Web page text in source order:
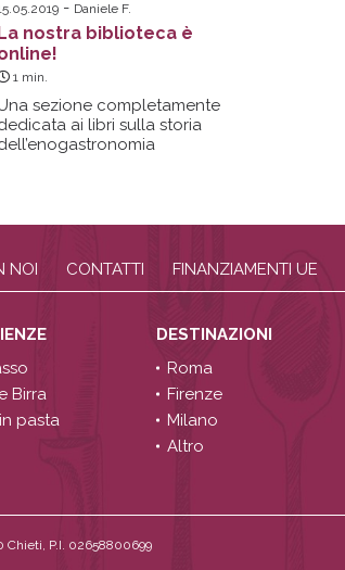
Daniele F.
La nostra biblioteca è
1 min.
sezione completamente
ai libri sulla storia
NOI CONTATTI FINANZIAMENTI UE
Birra
pasta
DESTINAZIONI
Roma
Firenze
Milano
Altro
Chieti, P.I. 02658800699